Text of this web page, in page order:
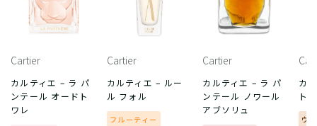
Cartier
カルティエ – ラ パ
ンテール オードト
ワレ
Cartier
カルティエ – ルー
ル フォル
フルーティー
Cartier
カルティエ – ラ パ
ンテール ノワール
アブソリュ
カ
ト
ウ